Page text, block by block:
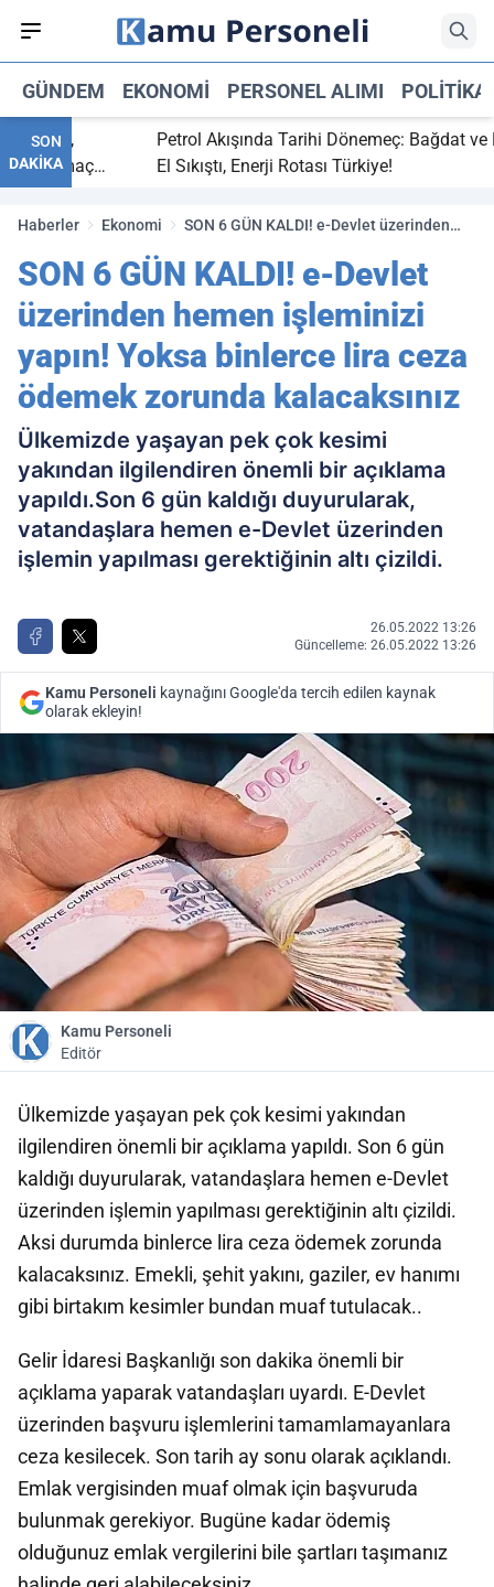
GÜNDEM EKONOMI PERSONEL ALIMI POLITIKA
SON
DAKİKA
bitti,
maç
Petrol Akışında Tarihi Dönemeç: Bağdat ve
El Sıkıştı, Enerji Rotası Türkiye!
Haberler Ekonomi
SON 6 GÜN KALDI! e-Devlet üzerinden
lira ceza ödemek zorunda kalacaksınız
SON 6 GÜN KALDI! e-Devlet
üzerinden hemen işleminizi
yapın! Yoksa binlerce lira ceza
ödemek zorunda kalacaksınız
Ülkemizde yaşayan pek çok kesimi
yakından ilgilendiren önemli bir açıklama
yapıldı.Son 6 gün kaldığı duyurularak,
vatandaşlara hemen e-Devlet üzerinden
işlemin yapılması gerektiğinin altı çizildi.
26.05.2022 13:26
Güncelleme: 26.05.2022 13:26
Kamu Personeli kaynağını Google'da tercih edilen kaynak
olarak ekleyin!
Kamu Personeli
Editör
Ülkemizde yaşayan pek çok kesimi yakından
ilgilendiren önemli bir açıklama yapıldı. Son 6 gün
kaldığı duyurularak, vatandaşlara hemen e-Devlet
üzerinden işlemin yapılması gerektiğinin altı çizildi.
Aksi durumda binlerce lira ceza ödemek zorunda
kalacaksınız. Emekli, şehit yakını, gaziler, ev hanımı
gibi birtakım kesimler bundan muaf tutulacak..
Gelir İdaresi Başkanlığı son dakika önemli bir
açıklama yaparak vatandaşları uyardı. E-Devlet
üzerinden başvuru işlemlerini tamamlamayanlara
ceza kesilecek. Son tarih ay sonu olarak açıklandı.
Emlak vergisinden muaf olmak için başvuruda
bulunmak gerekiyor. Bugüne kadar ödemiş
olduğunuz emlak vergilerini bile şartları taşımanız